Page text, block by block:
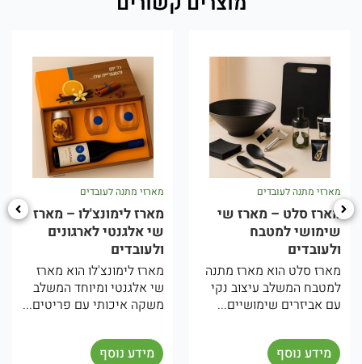
מארזי מתנה לעובדים
מארז סלט – מארז שי
שימושי למטבח
ולעובדים
מארז סלט הוא מארז מתנה
למטבח המשלב עיצוב נקי
עם אביזרים שימושיים...
מידע נוסף
מארזי מתנה לעובדים
מארז לימונצ'לו – מארז
שי אלגנטי לארגונים
ולעובדים
מארז לימונצ'לו הוא מארז
שי אלגנטי ומיוחד המשלב
משקה איכותי עם פריטים...
מידע נוסף